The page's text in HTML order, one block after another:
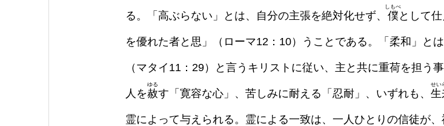
る。「高ぶらない」とは、自分の主張を絶対化せず、 僕
しもべ
として
を優れた者と思」（ローマ12：10）うことである。「柔和」と
（マタイ11：29）と言うキリストに従い、主と共に重荷を担う
人を赦
ゆる
す「寛容な心」、苦しみに耐える「忍耐」、いずれも、 生
せい
霊によって与えられる。霊による一致は、一人ひとりの信徒が